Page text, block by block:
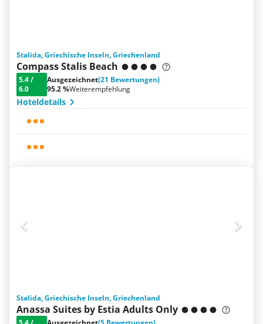
Stalida, Griechische Inseln, Griechenland
Compass Stalis Beach
5.4/
6.0
Ausgezeichnet(21 Bewertungen)
95.2 %Weiterempfehlung
Hoteldetails
Stalida, Griechische Inseln, Griechenland
Anassa Suites by Estia Adults Only